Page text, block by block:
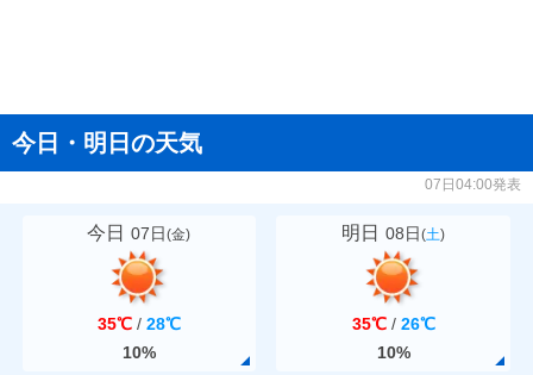
今日・明日の天気
07日04:00発表
今日 07日(金)
35℃ / 28℃
10%
明日 08日(土)
35℃ / 26℃
10%